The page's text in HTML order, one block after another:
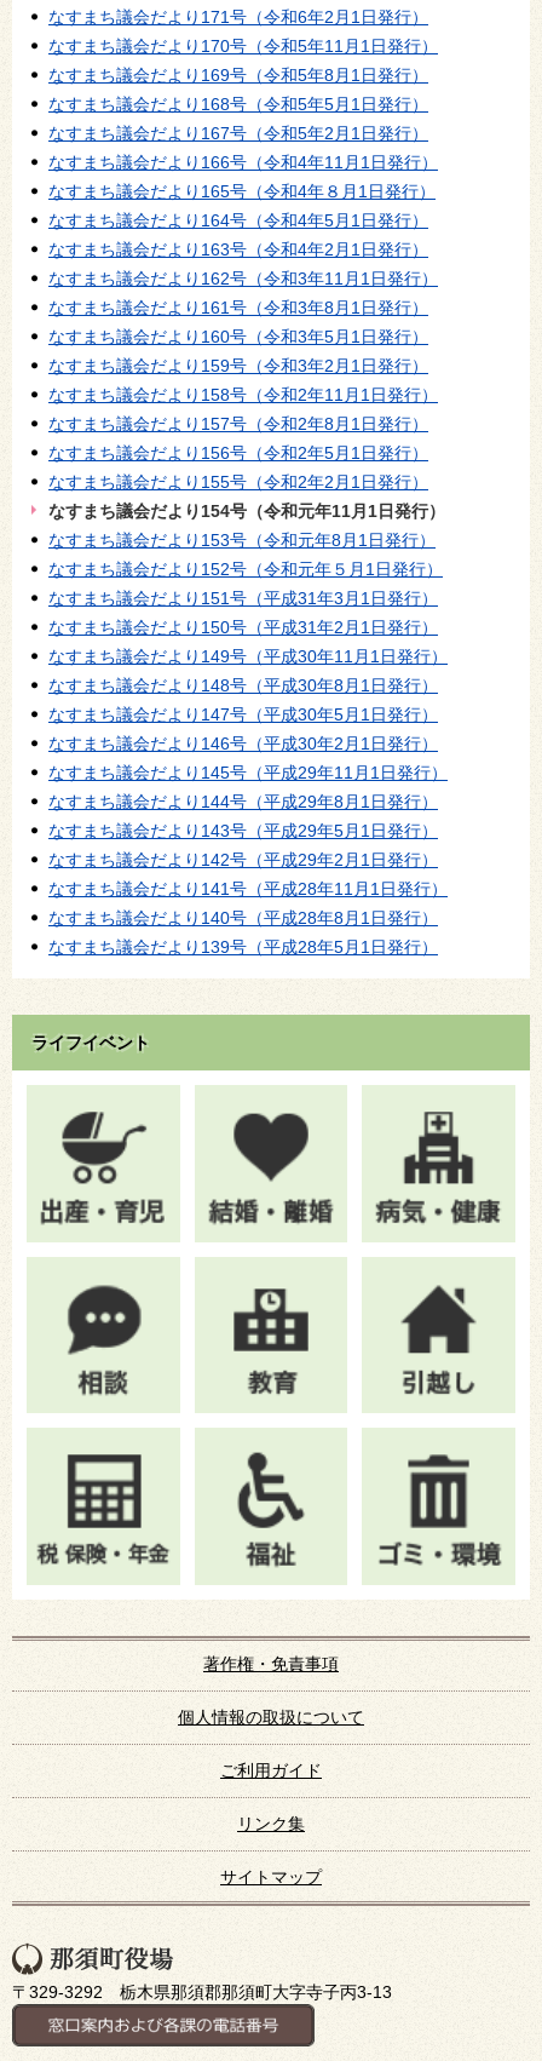
なすまち議会だより171号（令和6年2月1日発行）
なすまち議会だより170号（令和5年11月1日発行）
なすまち議会だより169号（令和5年8月1日発行）
なすまち議会だより168号（令和5年5月1日発行）
なすまち議会だより167号（令和5年2月1日発行）
なすまち議会だより166号（令和4年11月1日発行）
なすまち議会だより165号（令和4年８月1日発行）
なすまち議会だより164号（令和4年5月1日発行）
なすまち議会だより163号（令和4年2月1日発行）
なすまち議会だより162号（令和3年11月1日発行）
なすまち議会だより161号（令和3年8月1日発行）
なすまち議会だより160号（令和3年5月1日発行）
なすまち議会だより159号（令和3年2月1日発行）
なすまち議会だより158号（令和2年11月1日発行）
なすまち議会だより157号（令和2年8月1日発行）
なすまち議会だより156号（令和2年5月1日発行）
なすまち議会だより155号（令和2年2月1日発行）
なすまち議会だより154号（令和元年11月1日発行）
なすまち議会だより153号（令和元年8月1日発行）
なすまち議会だより152号（令和元年５月1日発行）
なすまち議会だより151号（平成31年3月1日発行）
なすまち議会だより150号（平成31年2月1日発行）
なすまち議会だより149号（平成30年11月1日発行）
なすまち議会だより148号（平成30年8月1日発行）
なすまち議会だより147号（平成30年5月1日発行）
なすまち議会だより146号（平成30年2月1日発行）
なすまち議会だより145号（平成29年11月1日発行）
なすまち議会だより144号（平成29年8月1日発行）
なすまち議会だより143号（平成29年5月1日発行）
なすまち議会だより142号（平成29年2月1日発行）
なすまち議会だより141号（平成28年11月1日発行）
なすまち議会だより140号（平成28年8月1日発行）
なすまち議会だより139号（平成28年5月1日発行）
ライフイベント
著作権・免責事項
個人情報の取扱について
ご利用ガイド
リンク集
サイトマップ
〒329-3292 栃木県那須郡那須町大字寺子丙3-13